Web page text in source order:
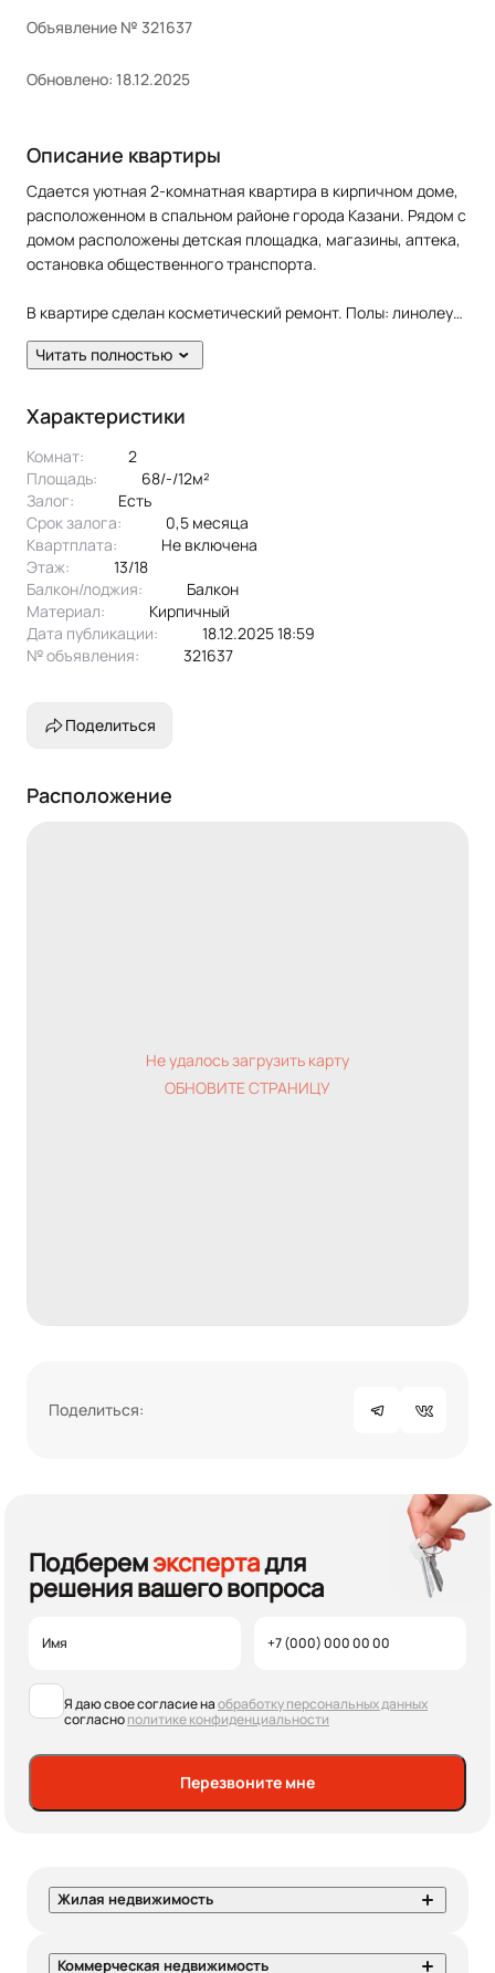
Объявление № 321637
Обновлено: 18.12.2025
Описание квартиры
Сдается уютная 2-комнатная квартира в кирпичном доме,
расположенном в спальном районе города Казани. Рядом с
домом расположены детская площадка, магазины, аптека,
остановка общественного транспорта.
В квартире сделан косметический ремонт. Полы: линолеум.
Окна: пластиковые. Потолки: натяжные. Есть балкон.
Жильцам предоставляется из мебели: кухонный гарнитур,
техники: холодильник, плита, духовка, стиральная машина,
2 телевизора.
Читать полностью
Характеристики
Комнат:
2
Площадь:
68/-/12м²
Залог:
есть
Срок залога:
0,5 месяца
Квартплата:
не включена
Этаж:
13/18
Балкон/лоджия:
балкон
Материал:
кирпичный
Дата публикации:
18.12.2025 18:59
№ объявления:
321637
Поделиться
Расположение
Не удалось загрузить карту
ОБНОВИТЕ СТРАНИЦУ
Поделиться:
Подберемэкспертадля
решения вашего вопроса
Я даю свое согласие наобработку персональных данных
согласнополитике конфиденциальности
Перезвоните мне
Жилая недвижимость
Коммерческая недвижимость